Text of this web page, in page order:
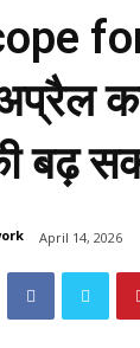
बढ़
April 14, 2026